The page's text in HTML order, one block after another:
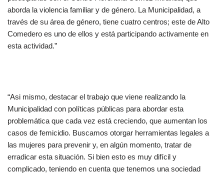
aborda la violencia familiar y de género. La Municipalidad, a
través de su área de género, tiene cuatro centros; este de Alto
Comedero es uno de ellos y está participando activamente en
esta actividad.”
“Asi mismo, destacar el trabajo que viene realizando la
Municipalidad con políticas públicas para abordar esta
problemática que cada vez está creciendo, que aumentan los
casos de femicidio. Buscamos otorgar herramientas legales a
las mujeres para prevenir y, en algún momento, tratar de
erradicar esta situación. Si bien esto es muy difícil y
complicado, teniendo en cuenta que tenemos una sociedad